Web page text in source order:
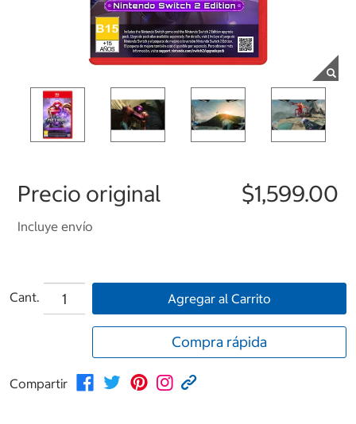
Precio original $1,599.00
Incluye envío
Cant. Agregar al Carrito
Compra rápida
Compartir